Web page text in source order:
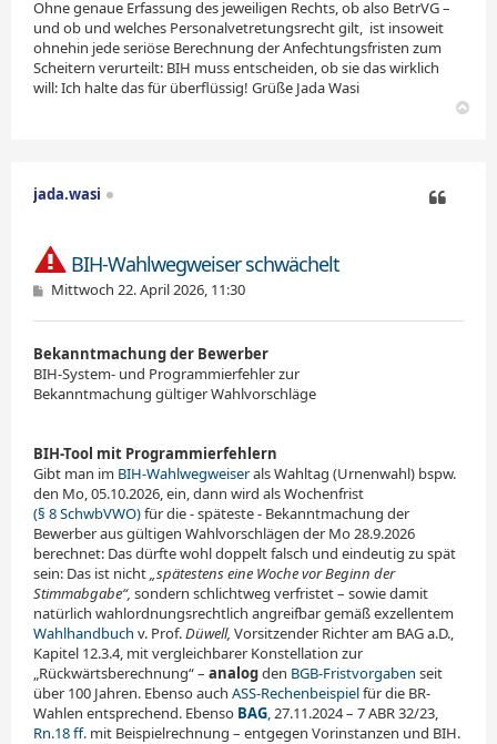
Ohne genaue Erfassung des jeweiligen Rechts, ob also BetrVG –
und ob und welches Personalvetretungsrecht gilt, ist insoweit
ohnehin jede seriöse Berechnung der Anfechtungsfristen zum
Scheitern verurteilt: BIH muss entscheiden, ob sie das wirklich
will: Ich halte das für überflüssig! Grüße Jada Wasi
jada.wasi
BIH-Wahlwegweiser schwächelt
B
i
r
a
g
Mittwoch 22. April 2026, 11:30
Bekanntmachung der Bewerber
BIH-System- und Programmierfehler zur
Bekanntmachung gültiger Wahlvorschläge
BIH-Tool mit Programmierfehlern
Gibt man im BIH-Wahlwegweiserals Wahltag (Urnenwahl) bspw.
den Mo, 05.10.2026, ein, dann wird als Wochenfrist
(§ 8 SchwbVWO)für die - späteste - Bekanntmachung der
Bewerber aus gültigen Wahlvorschlägen der Mo 28.9.2026
berechnet: Das dürfte wohl doppelt falsch und eindeutig zu spät
sein: Das ist nicht„spätestens eine Woche vor Beginn der
Stimmabgabe“, sondern schlichtweg verfristet – sowie damit
natürlich wahlordnungsrechtlich angreifbar gemäß exzellentem
Wahlhandbuch v. Prof.Düwell, Vorsitzender Richter am BAG a.D.,
Kapitel 12.3.4, mit vergleichbarer Konstellation zur
„Rückwärtsberechnung“ – analogden BGB-Fristvorgaben seit
über 100 Jahren. Ebenso auch ASS-Rechenbeispielfür die BR-
Wahlen entsprechend. Ebenso BAG,27.11.2024 – 7 ABR 32/23,
Rn.18 ff. mit Beispielrechnung – entgegen Vorinstanzen und BIH.